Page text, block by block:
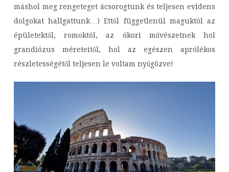
máshol meg rengeteget ácsorogtunk és teljesen evidens
dolgokat hallgattunk…) Ettől függetlenül maguktól az
épületektől, romoktól, az ókori művészetnek hol
grandiózus méreteitől, hol az egészen aprólékos
részletességétől teljesen le voltam nyűgözve!